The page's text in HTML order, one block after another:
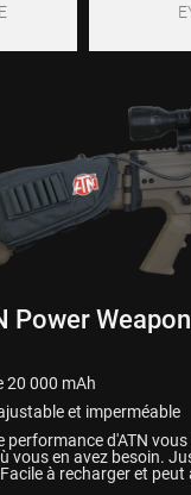
Power
20 000 mAh
et imperméable
performance d'ATN
vous en avez besoin.
à recharger et